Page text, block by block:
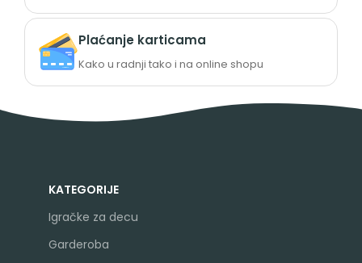
Plaćanje karticama
Kako u radnji tako i na online shopu
KATEGORIJE
Igračke za decu
Garderoba